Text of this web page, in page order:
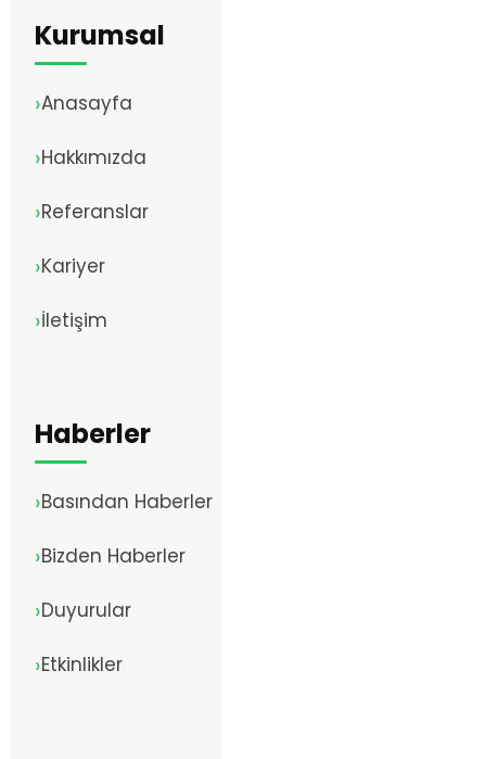
Kurumsal
Anasayfa
Hakkımızda
Referanslar
Kariyer
İletişim
Haberler
Basından Haberler
Bizden Haberler
Duyurular
Etkinlikler